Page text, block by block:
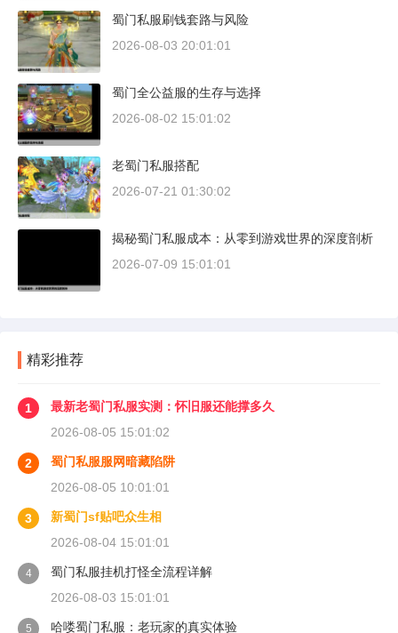
蜀门私服刷钱套路与风险
2026-08-03 20:01:01
蜀门全公益服的生存与选择
2026-08-02 15:01:02
老蜀门私服搭配
2026-07-21 01:30:02
揭秘蜀门私服成本：从零到游戏世界的深度剖析
2026-07-09 15:01:01
精彩推荐
1
最新老蜀门私服实测：怀旧服还能撑多久
2026-08-05 15:01:02
2
蜀门私服服网暗藏陷阱
2026-08-05 10:01:01
3
新蜀门sf贴吧众生相
2026-08-04 15:01:01
4
蜀门私服挂机打怪全流程详解
2026-08-03 15:01:01
5 哈喽蜀门私服：老玩家的真实体验